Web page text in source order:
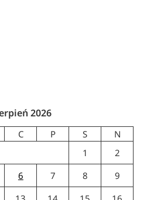
2026
C P S
N
1
2
6 7 8
9